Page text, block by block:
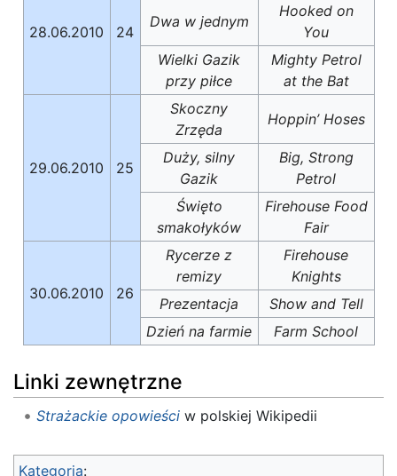
28.06.2010 24
Dwa w jednym
Hooked on
You
Wielki Gazik
przy piłce
Mighty Petrol
at the Bat
29.06.2010 25
Skoczny
Zrzęda
Hoppin’ Hoses
Duży, silny
Gazik
Big, Strong
Petrol
Święto
smakołyków
Firehouse Food
Fair
30.06.2010 26
Rycerze z
remizy
Firehouse
Knights
Prezentacja
Show and Tell
Dzień na farmie
Farm School
Linki zewnętrzne
Strażackie opowieściw polskiej Wikipedii
Kategoria: